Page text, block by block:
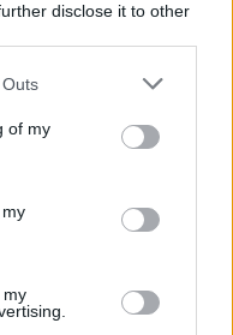
disclose it to other
of my
my